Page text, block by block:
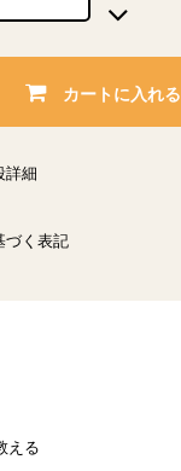
カートに入れる
詳細
づく表記
える